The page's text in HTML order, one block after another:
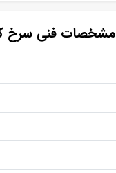
مشخصات فنی سرخ